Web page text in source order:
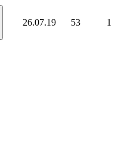
26.07.19 53 1